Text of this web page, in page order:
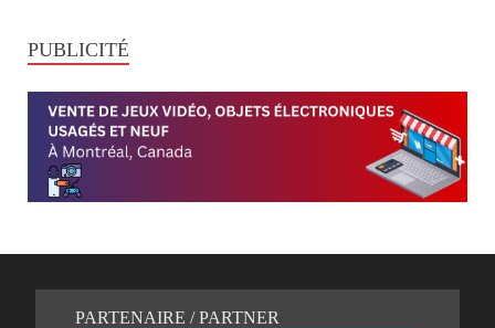
PUBLICITÉ
PARTENAIRE / PARTNER